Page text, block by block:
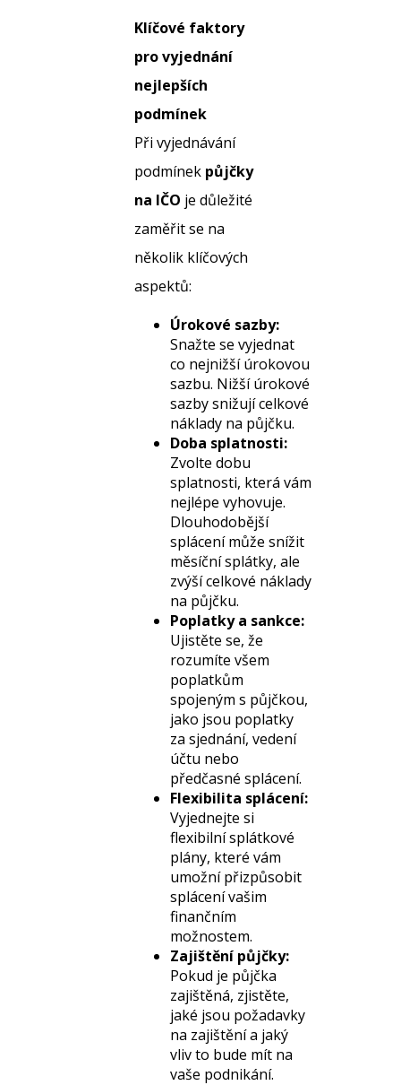
Klíčové faktory
pro vyjednání
nejlepších
podmínek
Při vyjednávání
podmínek půjčky
na IČO je důležité
zaměřit se na
několik klíčových
aspektů:
Úrokové sazby:
Snažte se vyjednat
co nejnižší úrokovou
sazbu. Nižší úrokové
sazby snižují celkové
náklady na půjčku.
Doba splatnosti:
Zvolte dobu
splatnosti, která vám
nejlépe vyhovuje.
Dlouhodobější
splácení může snížit
měsíční splátky, ale
zvýší celkové náklady
na půjčku.
Poplatky a sankce:
Ujistěte se, že
rozumíte všem
poplatkům
spojeným s půjčkou,
jako jsou poplatky
za sjednání, vedení
účtu nebo
předčasné splácení.
Flexibilita splácení:
Vyjednejte si
flexibilní splátkové
plány, které vám
umožní přizpůsobit
splácení vašim
finančním
možnostem.
Zajištění půjčky:
Pokud je půjčka
zajištěná, zjistěte,
jaké jsou požadavky
na zajištění a jaký
vliv to bude mít na
vaše podnikání.